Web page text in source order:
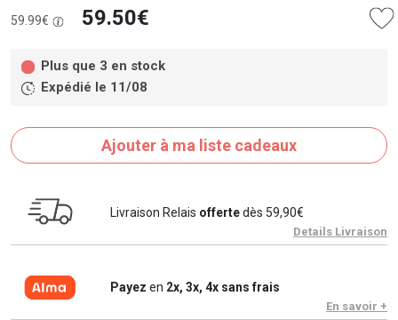
59.99€ 59.50€
Plus que 3 en stock
Expédié le 11/08
Ajouter à ma liste cadeaux
Livraison Relais offertedès 59,90€
Details Livraison
Payez en 2x, 3x, 4x sans frais
En savoir +